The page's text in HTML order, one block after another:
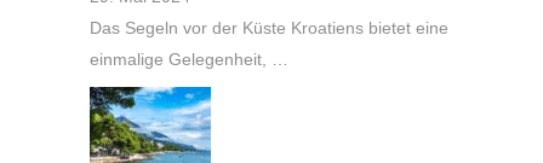
Das Segeln vor der Küste Kroatiens bietet eine
einmalige Gelegenheit, …